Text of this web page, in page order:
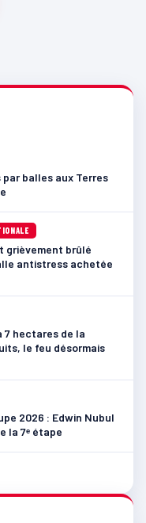
balles aux Terres
grièvement brûlé
antistress achetée
7 hectares de la
le feu désormais
2026 : Edwin Nubul
la 7ᵉ étape